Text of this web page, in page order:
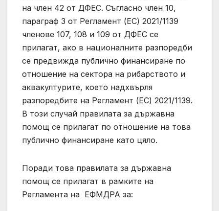
на член 42 от ДФЕС. Съгласно член 10,
параграф 3 от Регламент (ЕС) 2021/1139
членове 107, 108 и 109 от ДФЕС се
прилагат, ако в националните разпоредби
се предвижда публично финансиране по
отношение на сектора на рибарството и
аквакултурите, което надхвърля
разпоредбите на Регламент (ЕС) 2021/1139.
В този случай правилата за държавна
помощ се прилагат по отношение на това
публично финансиране като цяло.
Поради това правилата за държавна
помощ се прилагат в рамките на
Регламента на ЕФМДРА за: